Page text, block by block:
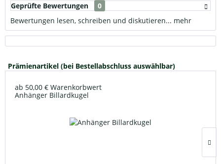
Geprüfte Bewertungen
0
Bewertungen lesen, schreiben und diskutieren... mehr
Prämienartikel (bei Bestellabschluss auswählbar)
ab 50,00 € Warenkorbwert
Anhänger Billardkugel